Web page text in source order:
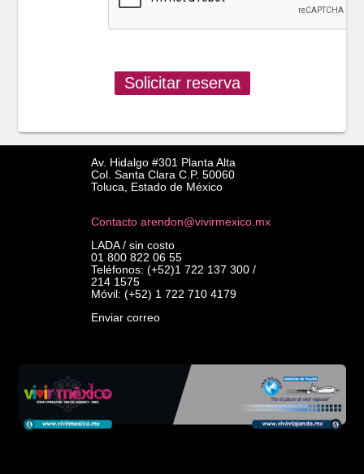
Solicitar reserva
Av. Hidalgo #301 Planta Alta
Col. Santa Clara C.P. 50060
Toluca, Estado de México
Contacto arendon@vivirmexico.mx
LADA / sin costo
01 800 822 06 55
Teléfonos: (+52)1 722 137 300 /
214 1575
Móvil: (+52) 1 722 710 4179
Enviar correo